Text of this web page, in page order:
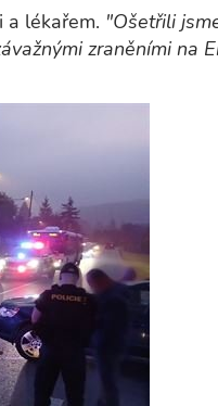
a lékařem. "Ošetřili
zraněními na